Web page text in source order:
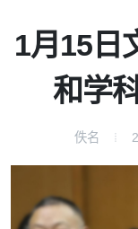
1月15日
和学
佚名